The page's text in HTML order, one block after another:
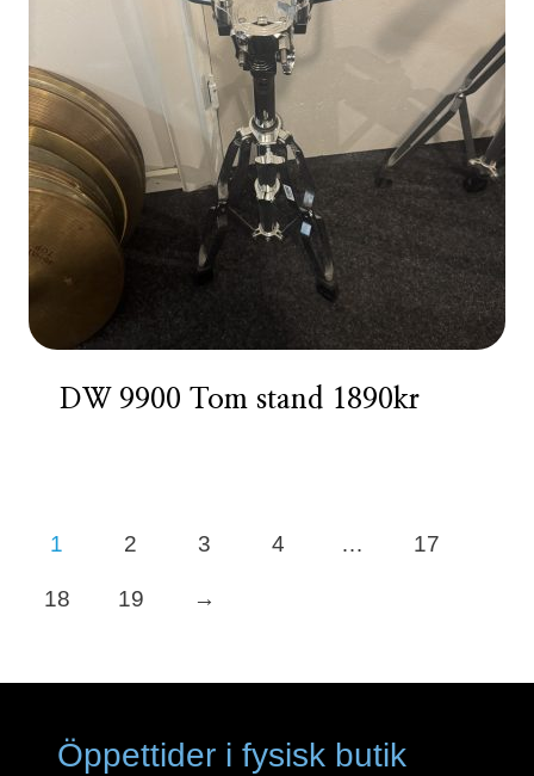
DW 9900 Tom stand 1890kr
1 2 3 4 … 17
18 19 →
Öppettider i fysisk butik